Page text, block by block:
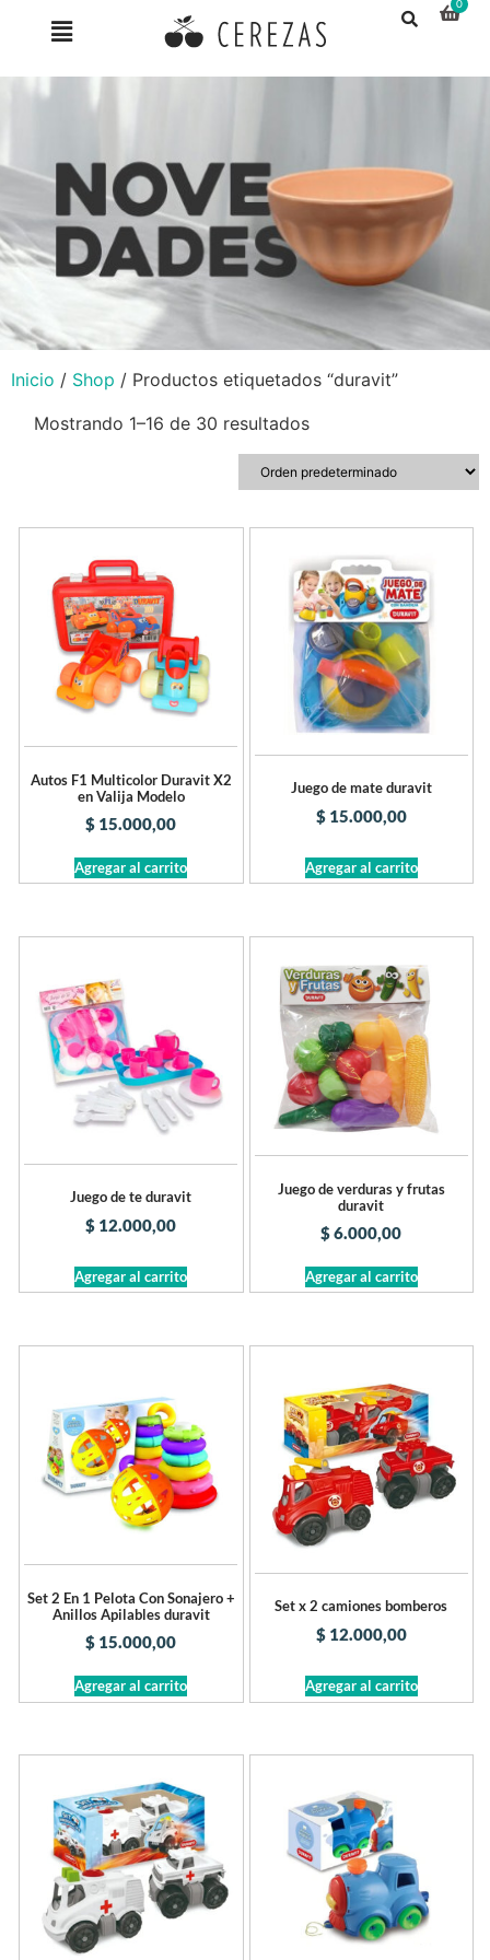
Inicio / Shop / Productos etiquetados “duravit”
Mostrando 1–16 de 30 resultados
Autos F1 Multicolor Duravit X2
en Valija Modelo
$ 15.000,00
Agregar al carrito
Juego de mate duravit
$15.000,00
Agregar al carrito
Juego de te duravit
$ 12.000,00
Agregar al carrito
Juego de verduras y frutas
duravit
$6.000,00
Agregar al carrito
Set 2 En 1 Pelota Con Sonajero +
Anillos Apilables duravit
$ 15.000,00
Agregar al carrito
Set x 2 camiones bomberos
$12.000,00
Agregar al carrito